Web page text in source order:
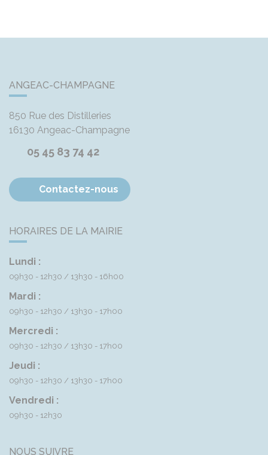
ANGEAC-CHAMPAGNE
850 Rue des Distilleries
16130 Angeac-Champagne
05 45 83 74 42
Contactez-nous
HORAIRES DE LA MAIRIE
Lundi :
09h30 - 12h30 13h30 - 16h00
Mardi :
09h30 - 12h30 13h30 - 17h00
Mercredi :
09h30 - 12h30 13h30 - 17h00
Jeudi :
09h30 - 12h30 13h30 - 17h00
Vendredi :
09h30 - 12h30
NOUS SUIVRE